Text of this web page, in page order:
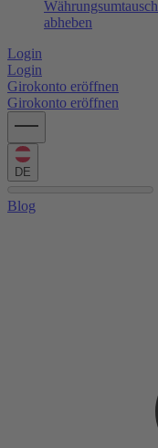
Währungsumtausch
abheben
Login
Login
Girokonto eröffnen
Girokonto eröffnen
DE
Blog